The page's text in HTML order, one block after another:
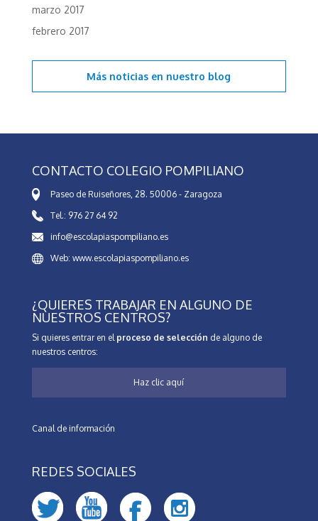
marzo 2017
febrero 2017
Más noticias en nuestro blog
CONTACTO COLEGIO POMPILIANO
Paseo de Ruiseñores, 28. 50006 - Zaragoza
Tel.: 976 27 64 92
info@escolapiaspompiliano.es
Web: www.escolapiaspompiliano.es
¿QUIERES TRABAJAR EN ALGUNO DE
NUESTROS CENTROS?
Si quieres entrar en el proceso de selección de alguno de
nuestros centros:
Haz clic aquí
Canal de información
REDES SOCIALES